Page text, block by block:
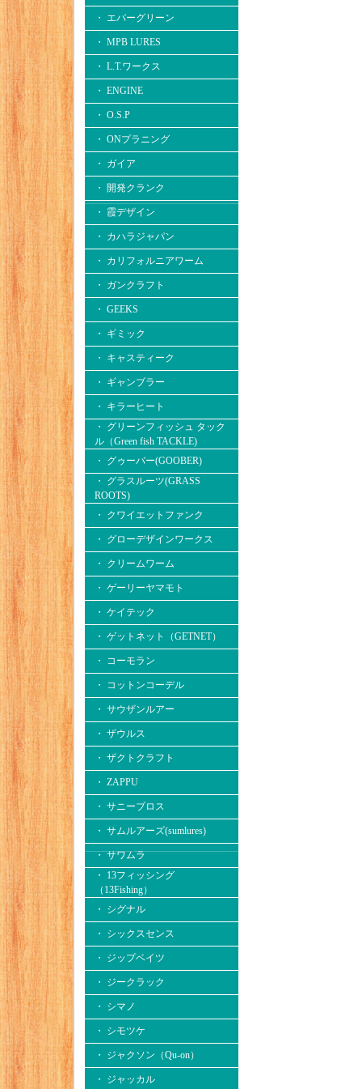
・ エバーグリーン
・ MPB LURES
・ L.T.ワークス
・ ENGINE
・ O.S.P
・ ONプラニング
・ ガイア
・ 開発クランク
・ 霞デザイン
・ カハラジャパン
・ カリフォルニアワーム
・ ガンクラフト
・ GEEKS
・ ギミック
・ キャスティーク
・ ギャンブラー
・ キラーヒート
・ グリーンフィッシュ タック
ル（Green fish TACKLE)
・ グゥーバー(GOOBER)
・ グラスルーツ(GRASS
ROOTS)
・ クワイエットファンク
・ グローデザインワークス
・ クリームワーム
・ ゲーリーヤマモト
・ ケイテック
・ ゲットネット（GETNET）
・ コーモラン
・ コットンコーデル
・ サウザンルアー
・ ザウルス
・ ザクトクラフト
・ ZAPPU
・ サニーブロス
・ サムルアーズ(sumlures)
・ サワムラ
・ 13フィッシング
（13Fishing）
・ シグナル
・ シックスセンス
・ ジップベイツ
・ ジークラック
・ シマノ
・ シモツケ
・ ジャクソン（Qu-on）
・ ジャッカル